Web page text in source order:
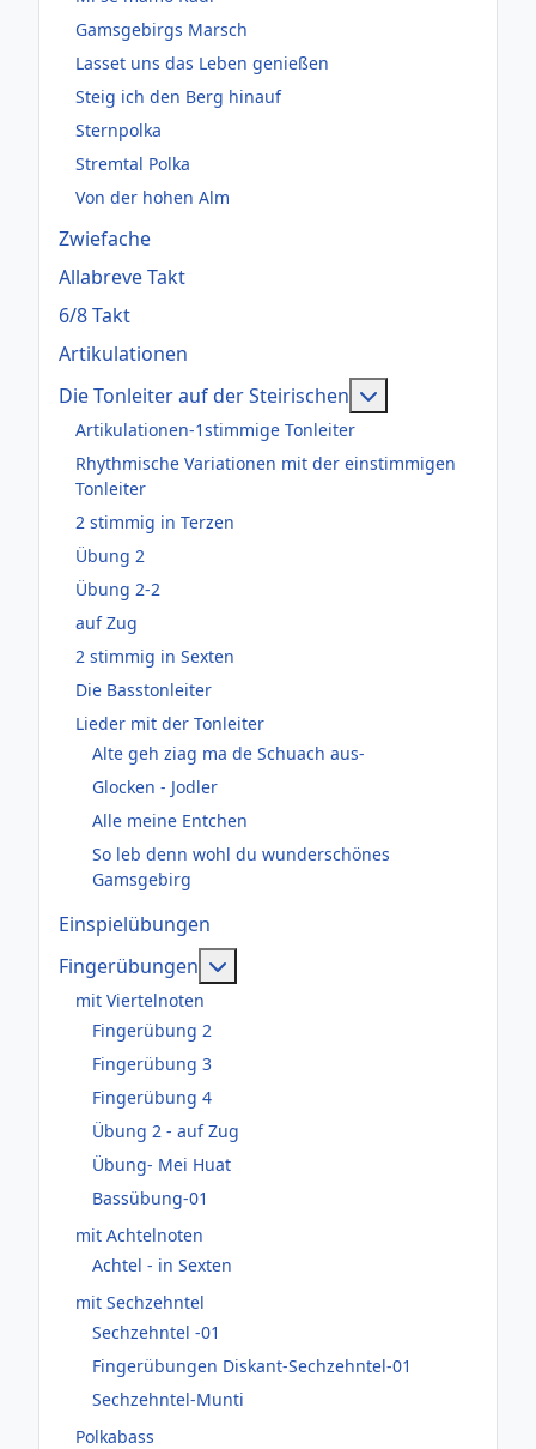
Gamsgebirgs Marsch
Lasset uns das Leben genießen
Steig ich den Berg hinauf
Sternpolka
Stremtal Polka
Von der hohen Alm
Zwiefache
Allabreve Takt
6/8 Takt
Artikulationen
Die Tonleiter auf der Steirischen
Artikulationen-1stimmige Tonleiter
Rhythmische Variationen mit der einstimmigen
Tonleiter
2 stimmig in Terzen
Übung 2
Übung 2-2
auf Zug
2 stimmig in Sexten
Die Basstonleiter
Lieder mit der Tonleiter
Alte geh ziag ma de Schuach aus-
Glocken - Jodler
Alle meine Entchen
So leb denn wohl du wunderschönes
Gamsgebirg
Einspielübungen
Fingerübungen
mit Viertelnoten
Fingerübung 2
Fingerübung 3
Fingerübung 4
Übung 2 - auf Zug
Übung- Mei Huat
Bassübung-01
mit Achtelnoten
Achtel - in Sexten
mit Sechzehntel
Sechzehntel -01
Fingerübungen Diskant-Sechzehntel-01
Sechzehntel-Munti
Polkabass